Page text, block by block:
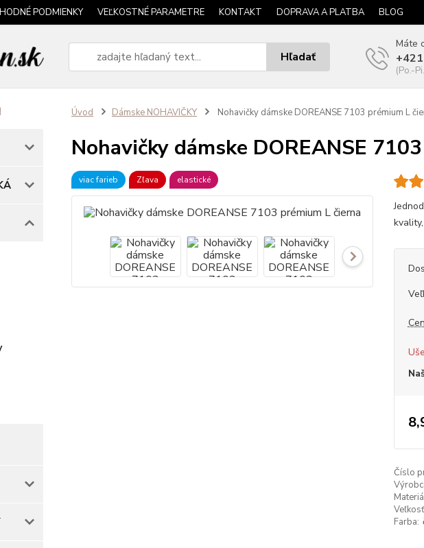
PODMIENKY VEĽKOSTNÉ PARAMETRE KONTAKT DOPRAVA A PLATBA BLOG
Hľadať
Máte
(Po.-
Úvod Dámske NOHAVIČKY Nohavičky dámske DOREANSE 7103 prémium L
Nohavičky dámske DOREANSE
viac farieb Zľava elastické
Číslo
Farba: